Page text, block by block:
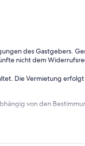
des Gastgebers.
nicht dem
Die Vermietung
von den